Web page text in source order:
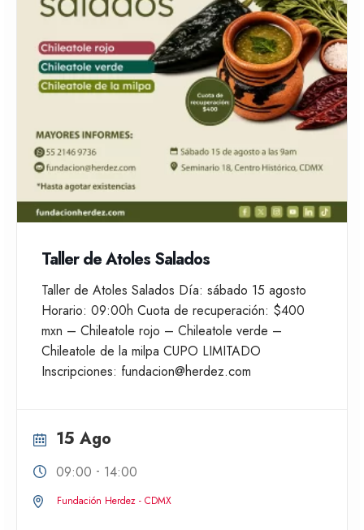
Taller de Atoles Salados
Taller de Atoles Salados Día: sábado 15 agosto
Horario: 09:00h Cuota de recuperación: $400
mxn – Chileatole rojo – Chileatole verde –
Chileatole de la milpa CUPO LIMITADO
Inscripciones: fundacion@herdez.com
15 Ago
09:00 - 14:00
Fundación Herdez - CDMX